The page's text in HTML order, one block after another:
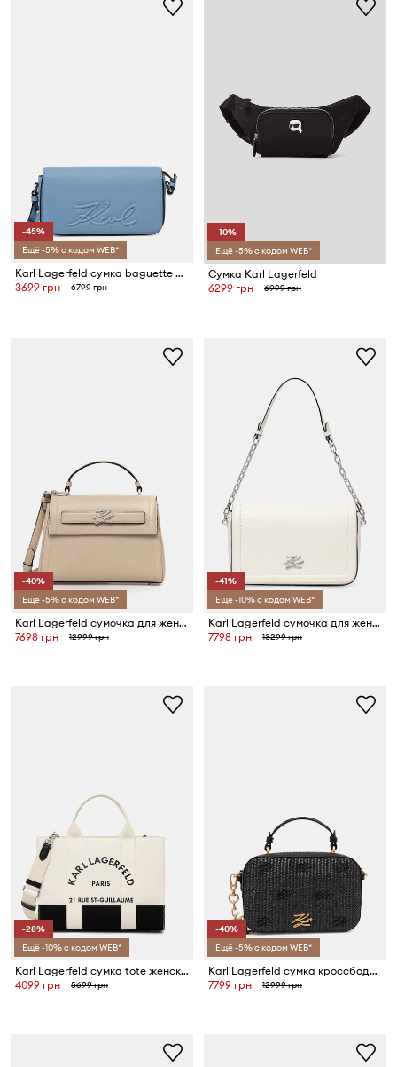
-45%
Ещё -5% с кодом WEB*
Karl Lagerfeld сумка baguette для женщин из искусственной кожи K/VILLE
3699 грн
6799 грн
-10%
Ещё -5% с кодом WEB*
Сумка Karl Lagerfeld
6299 грн
6999 грн
-40%
Ещё -5% с кодом WEB*
Karl Lagerfeld сумочка для женщин K/AUTOGRAPH
7698 грн
12999 грн
-41%
Ещё -10% с кодом WEB*
Karl Lagerfeld сумочка для женщин K/AUTOGRAPH
7798 грн
13299 грн
-28%
Ещё -10% с кодом WEB*
Karl Lagerfeld сумка tote женская хлопковая K/RSG
4099 грн
5699 грн
-40%
Ещё -5% с кодом WEB*
Karl Lagerfeld сумка кроссбоди женская K/AUTOGRAPH
7799 грн
12999 грн